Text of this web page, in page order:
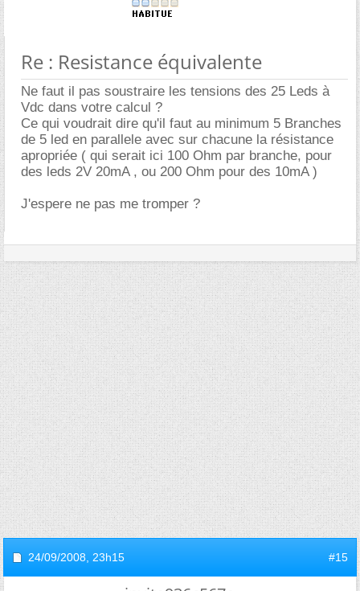
Re : Resistance équivalente
Ne faut il pas soustraire les tensions des 25 Leds à
Vdc dans votre calcul ?
Ce qui voudrait dire qu'il faut au minimum 5 Branches
de 5 led en parallele avec sur chacune la résistance
apropriée ( qui serait ici 100 Ohm par branche, pour
des leds 2V 20mA , ou 200 Ohm pour des 10mA )
J'espere ne pas me tromper ?
24/09/2008, 23h15 #15